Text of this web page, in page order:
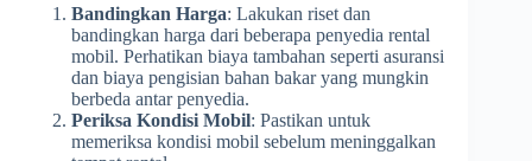
Bandingkan Harga: Lakukan riset dan
bandingkan harga dari beberapa penyedia rental
mobil. Perhatikan biaya tambahan seperti asuransi
dan biaya pengisian bahan bakar yang mungkin
berbeda antar penyedia.
Periksa Kondisi Mobil: Pastikan untuk
memeriksa kondisi mobil sebelum meninggalkan